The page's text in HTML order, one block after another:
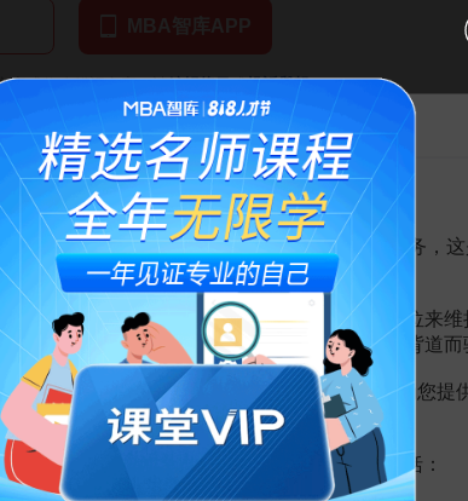
容或修改錯誤內容，請編輯條目或投訴舉報。
88頁
75頁
告MBA智库百科用户的一封信
科用户：
频道一直以免费公益的形式为大家提供知识服务，
。
越严峻的经营挑战下，单纯依靠不断增加广告位来维
越来越影响您的使用体验，这也与我们的初衷背道而
考虑，我们决定推出VIP会员收费制度，以便为您提
内容。
会员（9.9元 / 年， 点击开通），您的权益将包括：